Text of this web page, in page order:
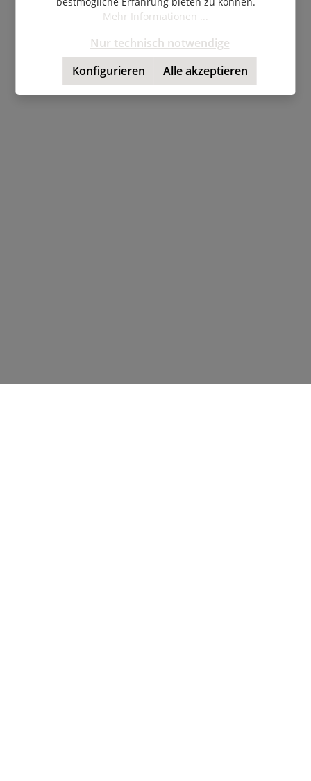
Mehr Informationen ...
Nur technisch notwendige
Konfigurieren
Alle akzeptieren